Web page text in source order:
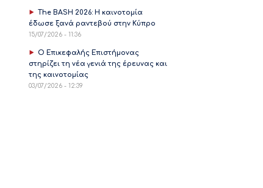
The BASH 2026: Η καινοτομία
έδωσε ξανά ραντεβού στην Κύπρο
15/07/2026 - 11:36
Ο Επικεφαλής Επιστήμονας
στηρίζει τη νέα γενιά της έρευνας και
της καινοτομίας
03/07/2026 - 12:39